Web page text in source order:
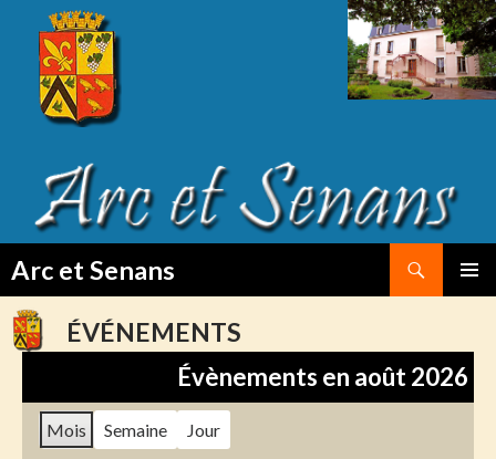
Arc et Senans
TO
CONTENTÉVÉNEMENTS
Évènements en août 2026
Mois Semaine Jour